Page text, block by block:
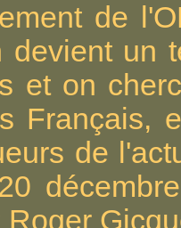
de
devient un
et on
Français,
de
Roger